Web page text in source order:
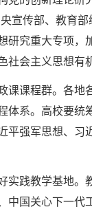
宣传部、教育
研究重大专项，
社会主义思想有
课课程群。各地
体系。高校要统
平强军思想、习
实践教学基地。
中国关心下一代